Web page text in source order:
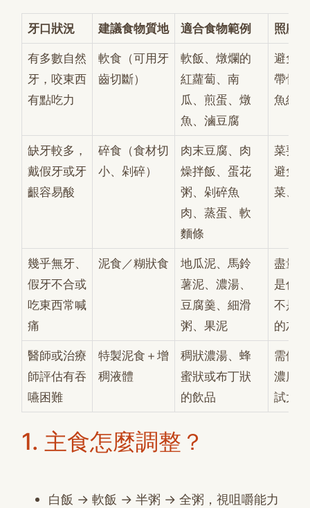
牙口狀況 建議食物質地 適合食物範例 照顧
有多數自然
牙，咬東西
有點吃力
軟食（可用牙
齒切斷）
軟飯、燉爛的
紅蘿蔔、南
瓜、煎蛋、燉
魚、滷豆腐
避免
帶骨
魚絲
缺牙較多，
戴假牙或牙
齦容易酸
碎食（食材切
小、剁碎）
肉末豆腐、肉
燥拌飯、蛋花
粥、剁碎魚
肉、蒸蛋、軟
麵條
菜要
避免
菜、
幾乎無牙、
假牙不合或
吃東西常喊
痛
泥食／糊狀食
地瓜泥、馬鈴
薯泥、濃湯、
豆腐羹、細滑
粥、果泥
盡量
是什
不是
的灰
醫師或治療
師評估有吞
嚥困難
特製泥食＋增
稠液體
稠狀濃湯、蜂
蜜狀或布丁狀
的飲品
需依
濃度
試太
1. 主食怎麼調整？
白飯 → 軟飯 → 半粥 → 全粥，視咀嚼能力